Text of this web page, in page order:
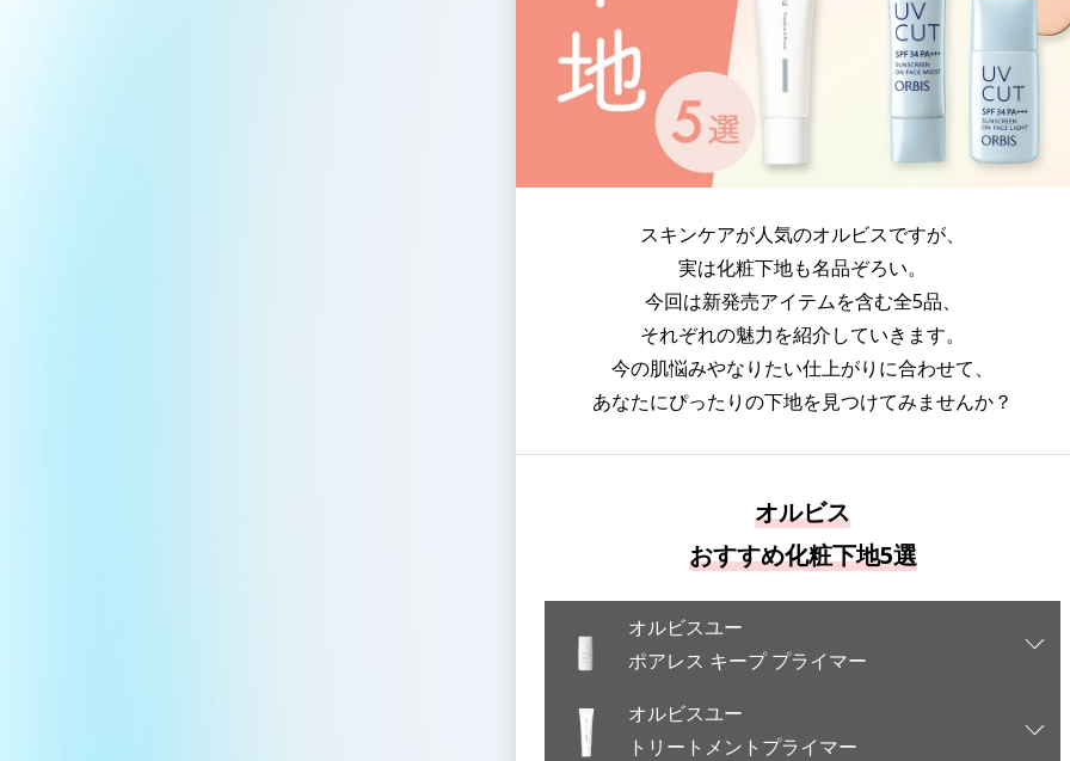
スキンケアが人気のオルビスですが、
実は化粧下地も名品ぞろい。
今回は新発売アイテムを含む全5品、
それぞれの魅力を紹介していきます。
今の肌悩みやなりたい仕上がりに合わせて、
あなたにぴったりの下地を見つけてみませんか？
オルビス
おすすめ化粧下地5選
オルビスユー
ポアレス キープ プライマー
オルビスユー
トリートメントプライマー